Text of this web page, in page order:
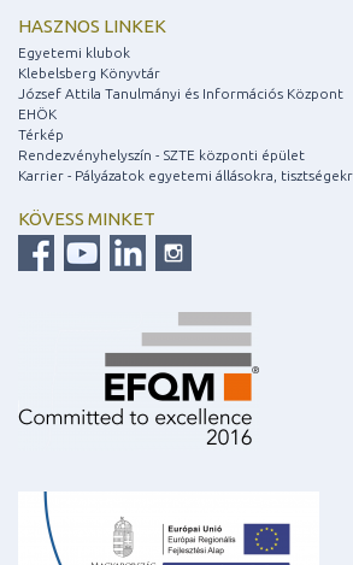
HASZNOS LINKEK
Egyetemi klubok
Klebelsberg Könyvtár
József Attila Tanulmányi és Információs Központ
EHÖK
Térkép
Rendezvényhelyszín - SZTE központi épület
Karrier - Pályázatok egyetemi állásokra,
KÖVESS MINKET